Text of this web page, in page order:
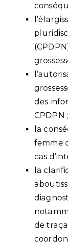
des
CPDPN ;
la
femme
cas
la
de